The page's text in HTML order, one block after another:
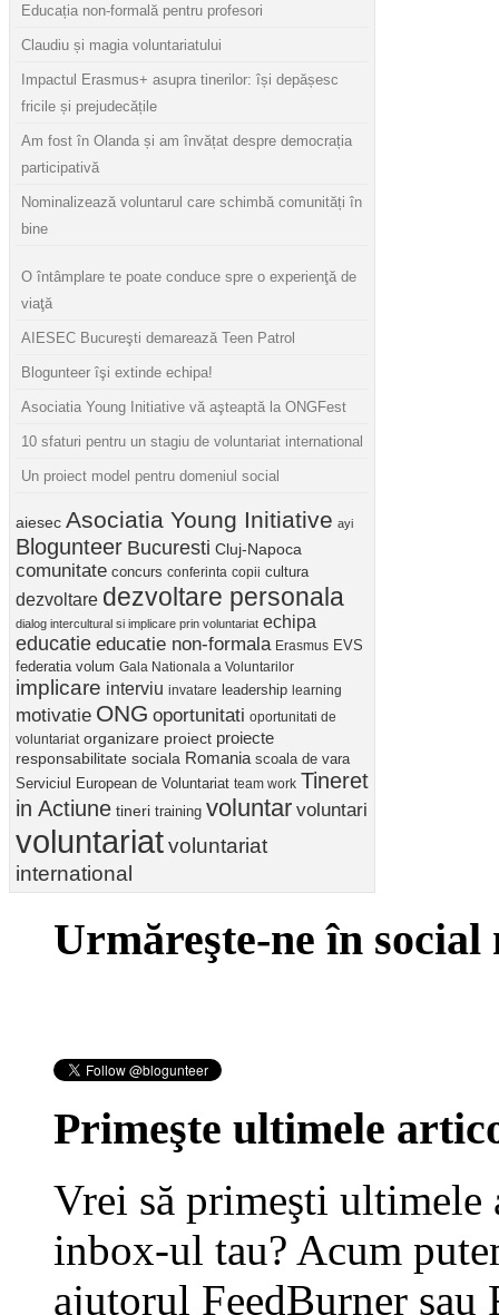
Educația non-formală pentru profesori
Claudiu și magia voluntariatului
Impactul Erasmus+ asupra tinerilor: își depășesc
fricile și prejudecățile
Am fost în Olanda și am învățat despre democrația
participativă
Nominalizează voluntarul care schimbă comunități în
bine
O întâmplare te poate conduce spre o experienţă de
viaţă
AIESEC Bucureşti demarează Teen Patrol
Blogunteer îşi extinde echipa!
Asociatia Young Initiative vă aşteaptă la ONGFest
10 sfaturi pentru un stagiu de voluntariat international
Un proiect model pentru domeniul social
aiesec Asociatia Young Initiative ayi
Blogunteer Bucuresti Cluj-Napoca
comunitate concurs conferinta copii cultura
dezvoltare dezvoltare personala
dialog intercultural si implicare prin voluntariat echipa
educatie educatie non-formala Erasmus EVS
federatia volum Gala Nationala a Voluntarilor
implicare interviu invatare leadership learning
motivatie ONG oportunitati oportunitati de
voluntariat organizare proiect proiecte
responsabilitate sociala Romania scoala de vara
Serviciul European de Voluntariat team work Tineret
in Actiune tineri training voluntar voluntari
voluntariatvoluntariat
international
Urmăreşte-ne în social
Primeşte ultimele
Vrei să primeşti
inbox-ul tau? Acum
ajutorul FeedBurner sau